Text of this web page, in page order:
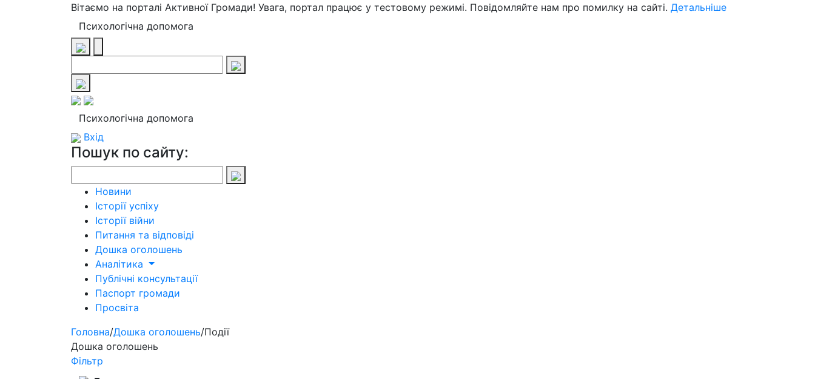
Вітаємо на порталі Активної Громади! Увага, портал працює у тестовому режимі. Повідомляйте нам про помилку на сайті. Детальніше
Психологічна допомога
Психологічна допомога
Вхід
Пошук по сайту:
Новини
Історії успіху
Історії війни
Питання та відповіді
Дошка оголошень
Аналітика
Публічні консультації
Паспорт громади
Просвіта
Головна/Дошка оголошень/Події
Дошка оголошень
Фільтр